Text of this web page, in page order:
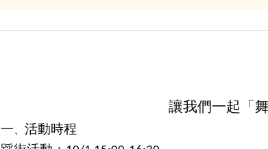
讓我們一起「
一 、活動時程